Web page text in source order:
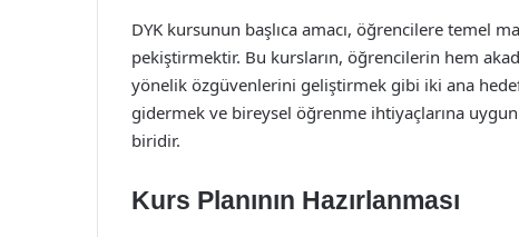
DYK kursunun başlıca amacı, öğrencilere temel
pekiştirmektir. Bu kursların, öğrencilerin hem
yönelik özgüvenlerini geliştirmek gibi iki ana hedefi
gidermek ve bireysel öğrenme ihtiyaçlarına
biridir.
Kurs Planının Hazırlanması